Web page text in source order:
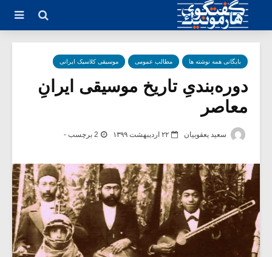
بایگانی همه نوشته ها مطالب عمومی موسیقی کلاسیک ایرانی
دوره‌بندیِ تاریخ موسیقی ایرانِ
معاصر
سعید یعقوبیان ۲۲ اردیبهشت ۱۳۹۹ 2 برچسب -